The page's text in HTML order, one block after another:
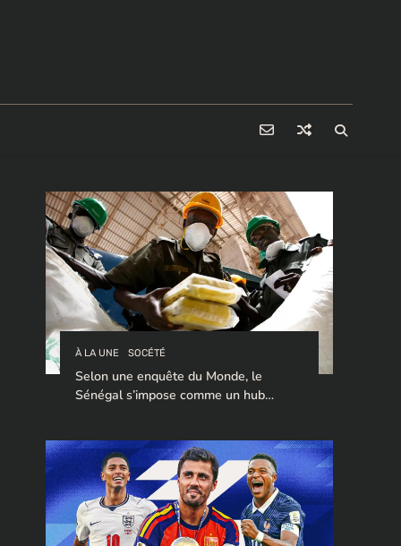
À LA UNE SOCÉTÉ
Selon une enquête du Monde, le
Sénégal s’impose comme un hub